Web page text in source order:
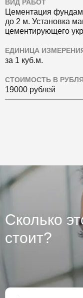
ВИД РАБОТ
Цементация
до 2 м. Установка
цементирующего
ЕДИНИЦА
за 1 куб.м.
СТОИМОСТЬ В
19000 рублей
Сколько
стоит?